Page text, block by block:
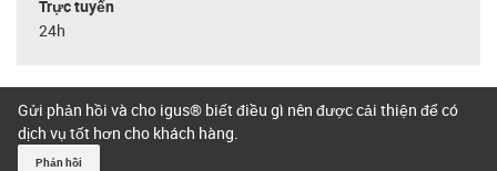
Trực tuyến
24h
Gửi phản hồi và cho igus® biết điều gì nên được cải thiện để có
dịch vụ tốt hơn cho khách hàng.
Phản hồi